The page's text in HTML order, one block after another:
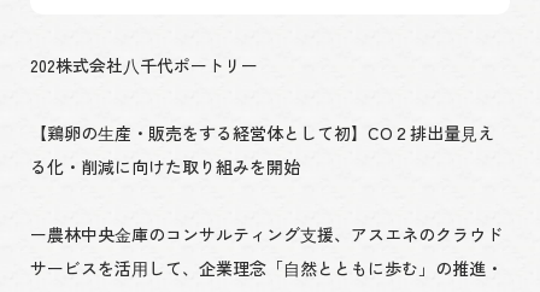
202株式会社⼋千代ポートリー
【鶏卵の⽣産・販売をする経営体として初】CO２排出量⾒え
る化・削減に向けた取り組みを開始
ー農林中央⾦庫のコンサルティング⽀援、アスエネのクラウド
サービスを活⽤して、企業理念「⾃然とともに歩む」の推進・